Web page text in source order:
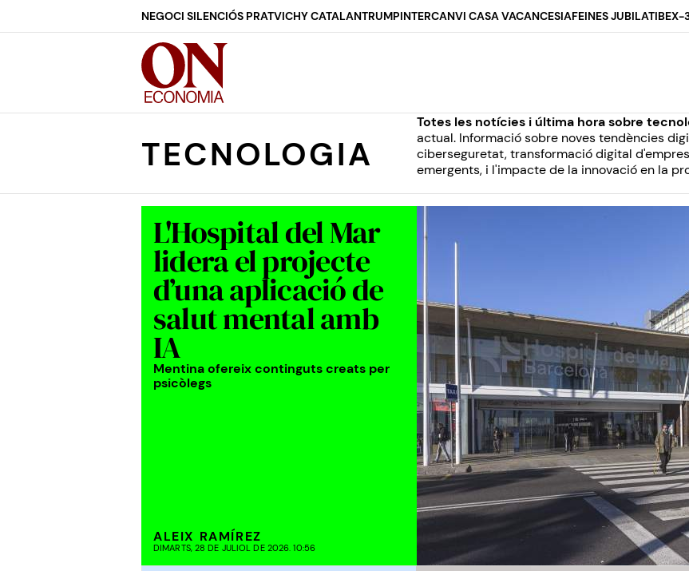
NEGOCI SILENCIÓS PRATVICHY CATALANTRUMPINTERCANVI CASA VACANCESIAFEINES JUBILATIBEX-
TECNOLOGIA
Totes les notícies i última hora sobre
actual. Informació sobre noves tendències
ciberseguretat, transformació digital
emergents, i l'impacte de la innovació en la
L'Hospital del Mar
lidera el projecte
d’una aplicació de
salut mental amb
IA
Mentina ofereix continguts creats per
psicòlegs
ALEIX RAMÍREZ
DIMARTS, 28 DE JULIOL DE 2026. 10:56